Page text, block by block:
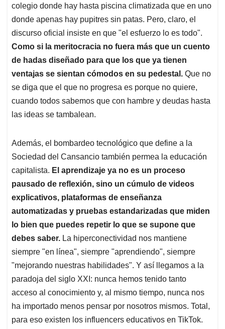
colegio donde hay hasta piscina climatizada que en uno
donde apenas hay pupitres sin patas. Pero, claro, el
discurso oficial insiste en que "el esfuerzo lo es todo".
Como si la meritocracia no fuera más que un cuento
de hadas diseñado para que los que ya tienen
ventajas se sientan cómodos en su pedestal. Que no
se diga que el que no progresa es porque no quiere,
cuando todos sabemos que con hambre y deudas hasta
las ideas se tambalean.
Además, el bombardeo tecnológico que define a la
Sociedad del Cansancio también permea la educación
capitalista. El aprendizaje ya no es un proceso
pausado de reflexión, sino un cúmulo de videos
explicativos, plataformas de enseñanza
automatizadas y pruebas estandarizadas que miden
lo bien que puedes repetir lo que se supone que
debes saber. La hiperconectividad nos mantiene
siempre "en línea", siempre "aprendiendo", siempre
"mejorando nuestras habilidades". Y así llegamos a la
paradoja del siglo XXI: nunca hemos tenido tanto
acceso al conocimiento y, al mismo tiempo, nunca nos
ha importado menos pensar por nosotros mismos. Total,
para eso existen los influencers educativos en TikTok.